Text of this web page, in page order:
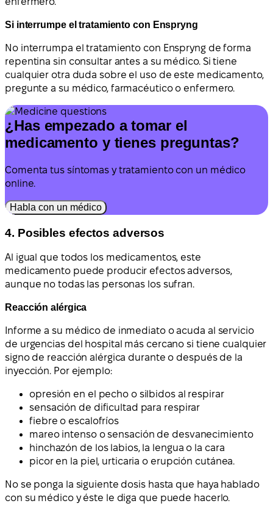
Si interrumpe el tratamiento con Enspryng
No interrumpa el tratamiento con Enspryng de forma
repentina sin consultar antes a su médico. Si tiene
cualquier otra duda sobre el uso de este medicamento,
pregunte a su médico, farmacéutico o enfermero.
¿Has empezado a tomar el
medicamento y tienes preguntas?
Comenta tus síntomas y tratamiento con un médico
online.
Habla con un médico
4. Posibles efectos adversos
Al igual que todos los medicamentos, este
medicamento puede producir efectos adversos,
aunque no todas las personas los sufran.
Reacción alérgica
Informe a su médico de inmediato o acuda al servicio
de urgencias del hospital más cercano si tiene cualquier
signo de reacción alérgica durante o después de la
inyección. Por ejemplo:
opresión en el pecho o silbidos al respirar
sensación de dificultad para respirar
fiebre o escalofríos
mareo intenso o sensación de desvanecimiento
hinchazón de los labios, la lengua o la cara
picor en la piel, urticaria o erupción cutánea.
No se ponga la siguiente dosis hasta que haya hablado
con su médico y éste le diga que puede hacerlo.